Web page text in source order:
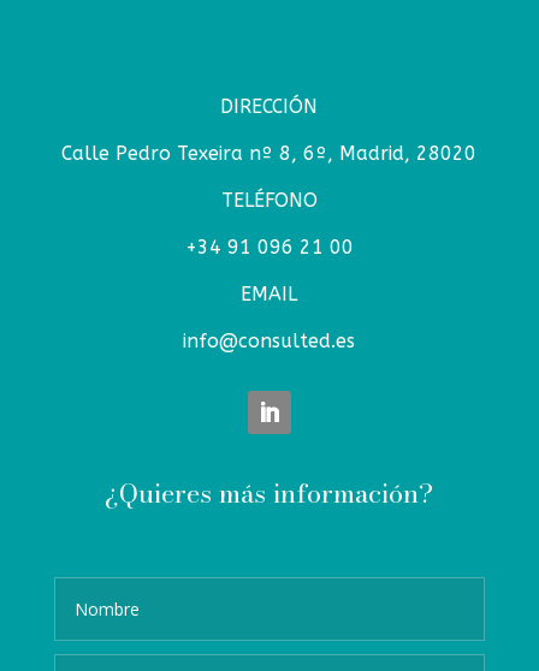
DIRECCIÓN
Calle Pedro Texeira nº 8, 6º, Madrid, 28020
TELÉFONO
+34 91 096 21 00
EMAIL
info@consulted.es
¿Quieres más información?